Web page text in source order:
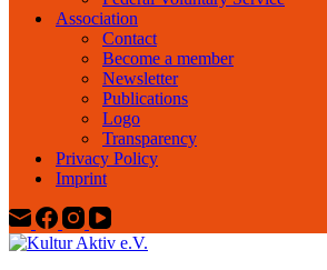
Association
Contact
Become a member
Newsletter
Publications
Logo
Transparency
Privacy Policy
Imprint